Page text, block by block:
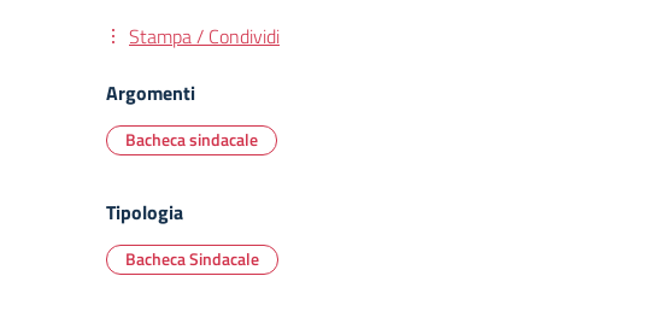
Stampa / Condividi
Argomenti
Bacheca sindacale
Tipologia
Bacheca Sindacale